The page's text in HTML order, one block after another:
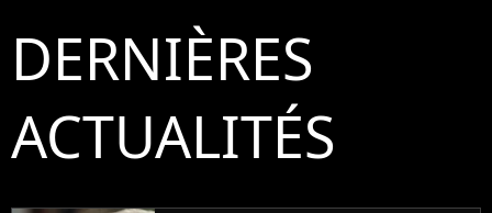
DERNIÈRES
ACTUALITÉS